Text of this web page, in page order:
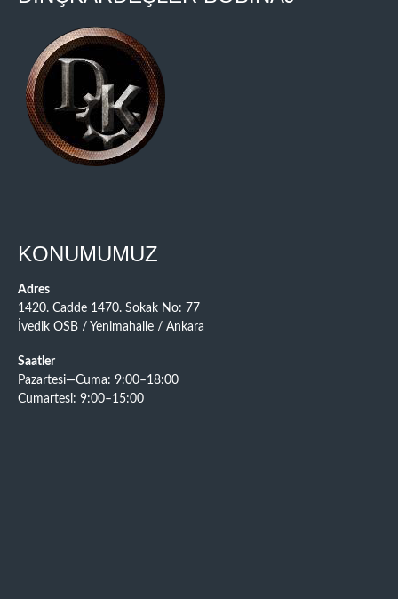
KONUMUMUZ
Adres
1420. Cadde 1470. Sokak No: 77
İvedik OSB / Yenimahalle / Ankara
Saatler
Pazartesi—Cuma: 9:00–18:00
Cumartesi: 9:00–15:00